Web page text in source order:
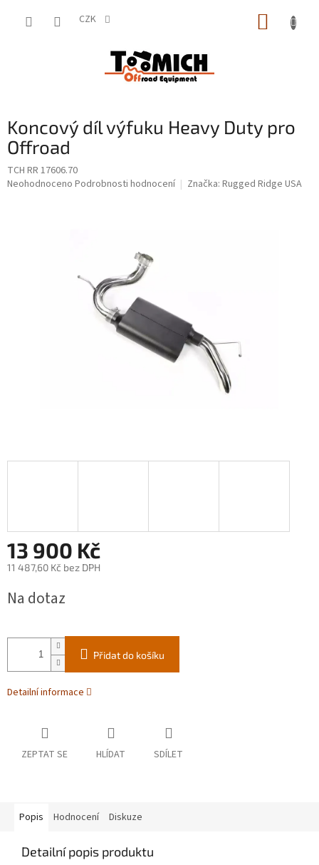
CZK
Koncový díl výfuku Heavy Duty pro
Offroad
TCH RR 17606.70
Průměrné
Neohodnoceno Podrobnosti hodnocení Značka: Rugged Ridge USA
13 900 Kč
11 487,60 Kč bez DPH
cena:
Na dotaz
Přidat do košíku
Detailní informace
ZEPTAT SE HLÍDAT SDÍLET
Popis Hodnocení Diskuze
Detailní popis produktu